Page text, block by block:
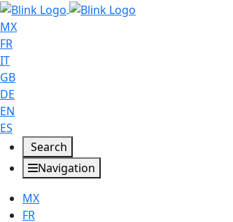
MX
FR
IT
GB
DE
EN
ES
Search
Navigation
MX
FR